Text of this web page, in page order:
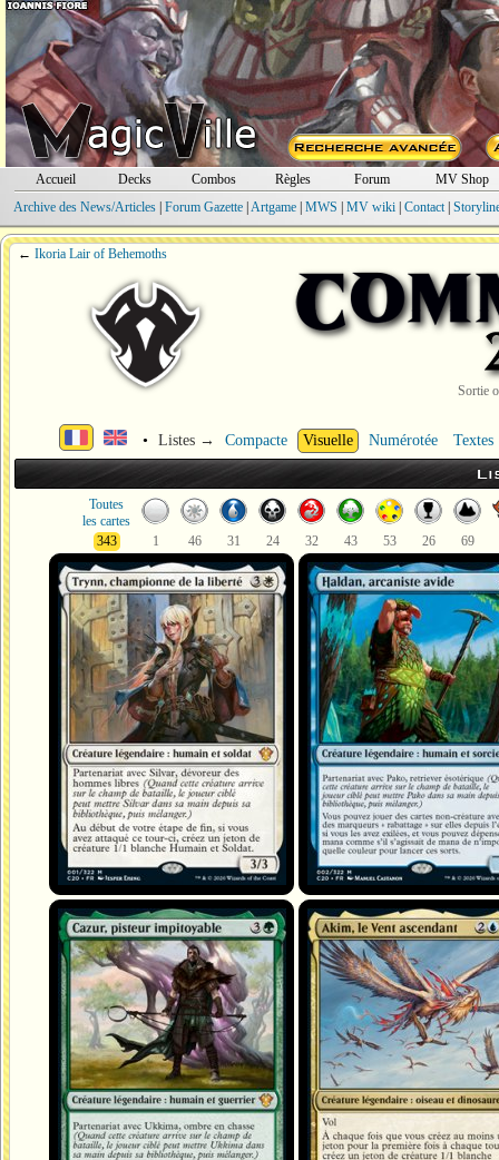
Accueil Decks Combos Règles Forum
MV Shop
Archive des News/Articles| Forum Gazette| Artgame| MWS MV wiki| Contact|
← Ikoria Lair of Behemoths
Sortie
• Listes → Compacte Visuelle Numérotée Textes
Toutes
les cartes
343
1 46 31 24 32 43 53 26 69
Trynn, championne de la liberté Haldan, arcaniste avide
Cazur, pisteur impitoyable Akim, le Vent ascendant